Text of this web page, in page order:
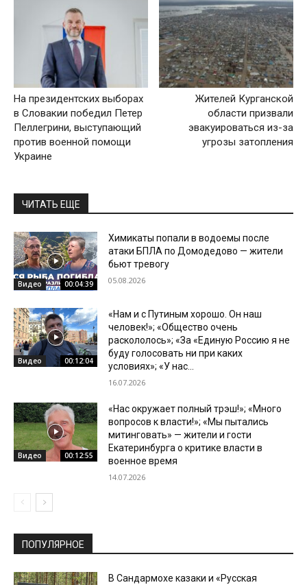
На президентских выборах
в Словакии победил Петер
Пеллегрини, выступающий
против военной помощи
Украине
Жителей Курганской
области призвали
эвакуироваться из-за
угрозы затопления
ЧИТАТЬ ЕЩЕ
Видео 00:04:39
Химикаты попали в водоемы после
атаки БПЛА по Домодедово — жители
бьют тревогу
05.08.2026
Видео 00:12:04
«Нам и с Путиным хорошо. Он наш
человек!»; «Общество очень
раскололось»; «За «Единую Россию я не
буду голосовать ни при каких
условиях»; «У нас...
16.07.2026
Видео 00:12:55
«Нас окружает полный трэш!»; «Много
вопросов к власти!»; «Мы пытались
митинговать» — жители и гости
Екатеринбурга о критике власти в
военное время
14.07.2026
ПОПУЛЯРНОЕ
В Сандармохе казаки и «Русская